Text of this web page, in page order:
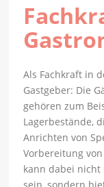
Als Fachkraft in
Gastgeber: Die
gehören zum
Lagerbestände,
Anrichten von
Vorbereitung
kann dabei nicht